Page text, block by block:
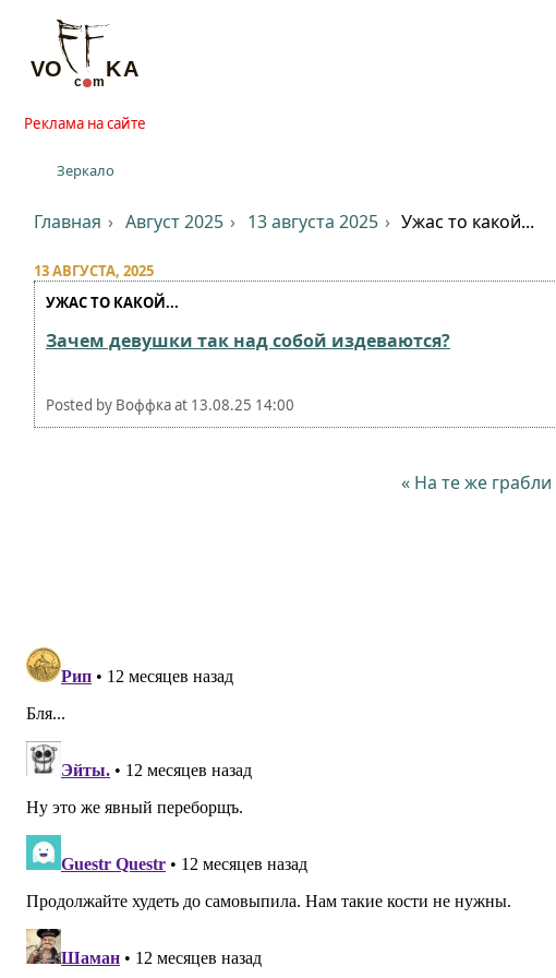
Реклама на сайте
Зеркало
Главная Август 2025 13 августа 2025 Ужас то какой...
13 АВГУСТА, 2025
УЖАС ТО КАКОЙ...
Зачем девушки так над собой издеваются?
Posted by Воффкаat 13.08.25 14:00
« На те же грабли